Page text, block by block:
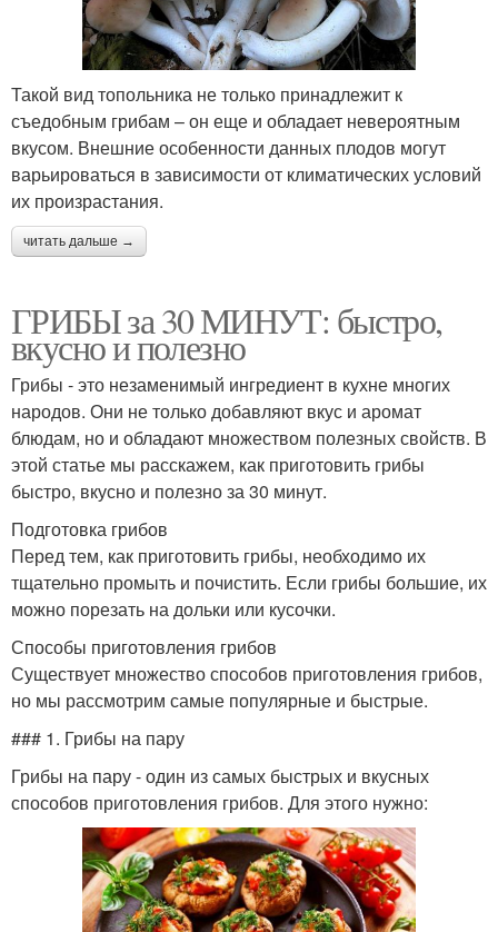
Такой вид топольника не только принадлежит к
съедобным грибам – он еще и обладает невероятным
вкусом. Внешние особенности данных плодов могут
варьироваться в зависимости от климатических условий
их произрастания.
читать дальше →
ГРИБЫ за 30 МИНУТ: быстро,
вкусно и полезно
Грибы - это незаменимый ингредиент в кухне многих
народов. Они не только добавляют вкус и аромат
блюдам, но и обладают множеством полезных свойств. В
этой статье мы расскажем, как приготовить грибы
быстро, вкусно и полезно за 30 минут.
Подготовка грибов
Перед тем, как приготовить грибы, необходимо их
тщательно промыть и почистить. Если грибы большие, их
можно порезать на дольки или кусочки.
Способы приготовления грибов
Существует множество способов приготовления грибов,
но мы рассмотрим самые популярные и быстрые.
### 1. Грибы на пару
Грибы на пару - один из самых быстрых и вкусных
способов приготовления грибов. Для этого нужно: